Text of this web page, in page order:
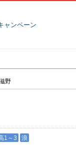
野
1～3 浪